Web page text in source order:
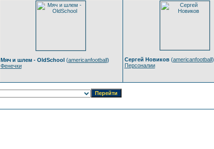
Мяч и шлем - OldSchool(americanfootball)
Фенечки
Сергей Новиков(americanfootball)
Персоналии